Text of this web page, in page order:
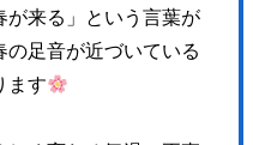
が来る」という言葉が
足音が近づいている
ます